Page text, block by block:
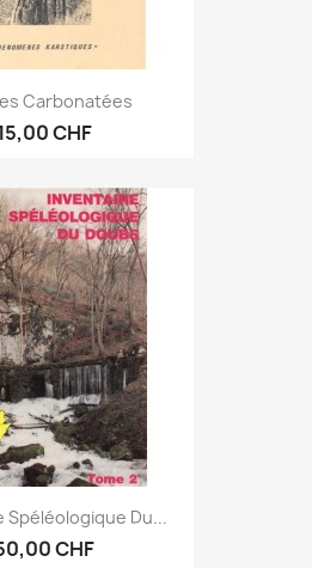
Carbonatées
CHF
Spéléologique Du...
CHF